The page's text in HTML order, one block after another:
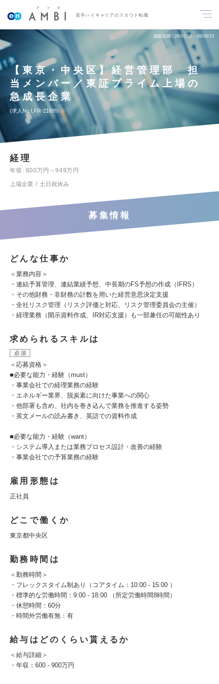
若手ハイキャリアのスカウト転職
掲載期間 26/07/22～26/09/15
【東京・中央区】経営管理部 担
当メンバー／東証プライム上場の
急成長企業
求人No.LFR-21699
経理
年収
600万円～949万円
上場企業
土日祝休み
募集情報
どんな仕事か
＜業務内容＞
・連結予算管理、連結業績予想、中長期のFS予想の作成（IFRS）
・その他財務・非財務の計数を用いた経営意思決定支援
・全社リスク管理（リスク評価と対応、リスク管理委員会の主催）
・経理業務（開示資料作成、IR対応支援）も一部兼任の可能性あり
求められるスキルは
必須
＜応募資格＞
■必要な能力・経験（must）
・事業会社での経理業務の経験
・エネルギー業界、脱炭素に向けた事業への関心
・他部署も含め、社内を巻き込んで業務を推進する姿勢
・英文メールの読み書き、英語での資料作成
■必要な能力・経験（want）
・システム導入または業務プロセス設計・改善の経験
・事業会社での予算業務の経験
雇用形態は
正社員
どこで働くか
東京都中央区
勤務時間は
＜勤務時間＞
・フレックスタイム制あり（コアタイム：10:00 - 15:00 ）
・標準的な労働時間：9:00 - 18:00 （所定労働時間8時間）
・休憩時間：60分
・時間外労働有無：有
給与はどのくらい貰えるか
＜給与詳細＞
・年収：600 - 900万円